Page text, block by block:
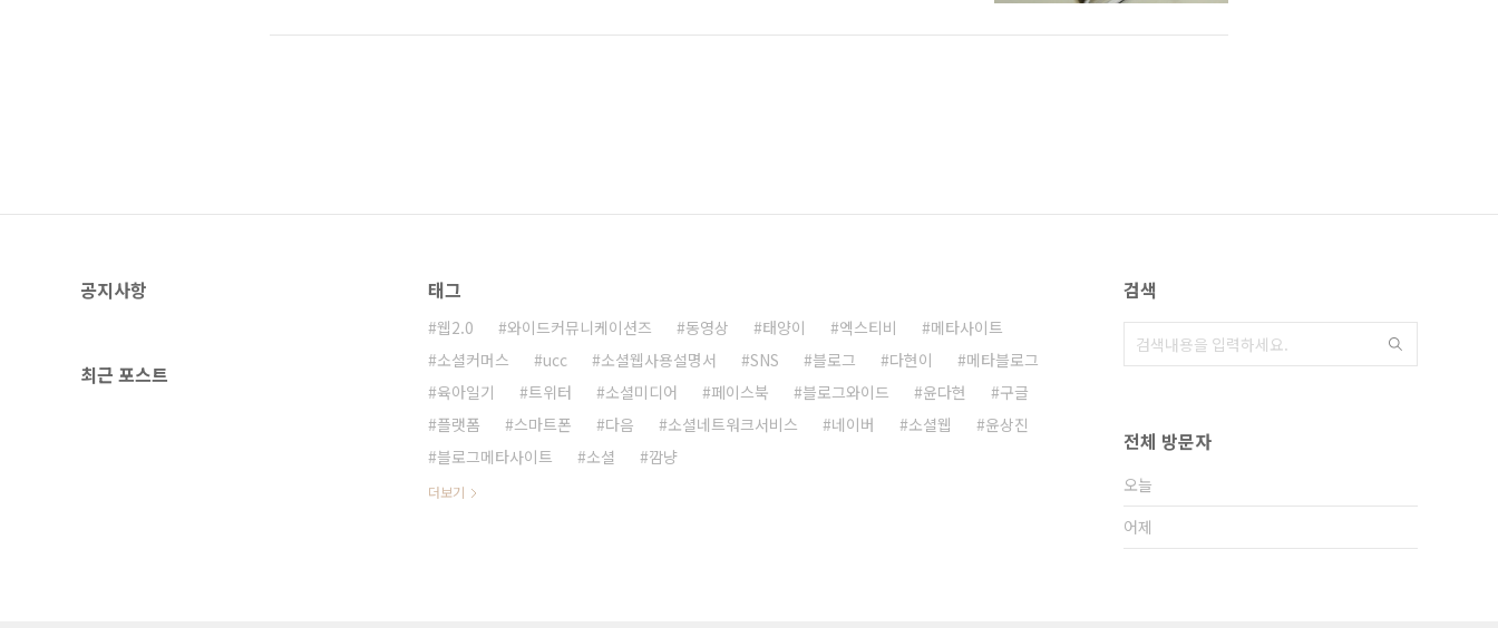
아직 스마트폰이 없기 때문에 이 앱티즌에 끼지는 못할 것 같다. ㅠㅠ 사실 앱티즌에 소개된 정보는 그
공지사항
최근 포스트
태그
웹2.0 와이드커뮤니케이션즈 동영상 태양이 엑스티비
메타사이트
소셜커머스
ucc 소셜웹사용설명서 SNS 블로그 다현이
메타블로그
육아일기
트위터 소셜미디어 페이스북 블로그와이드 윤다현
구글
플랫폼
스마트폰 다음 소셜네트워크서비스 네이버 소셜웹
윤상진
블로그메타사이트
소셜 깜냥
더보기
검색
전체 방문자
오늘
어제